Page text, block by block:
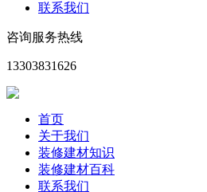
联系我们
咨询服务热线
13303831626
首页
关于我们
装修建材知识
装修建材百科
联系我们